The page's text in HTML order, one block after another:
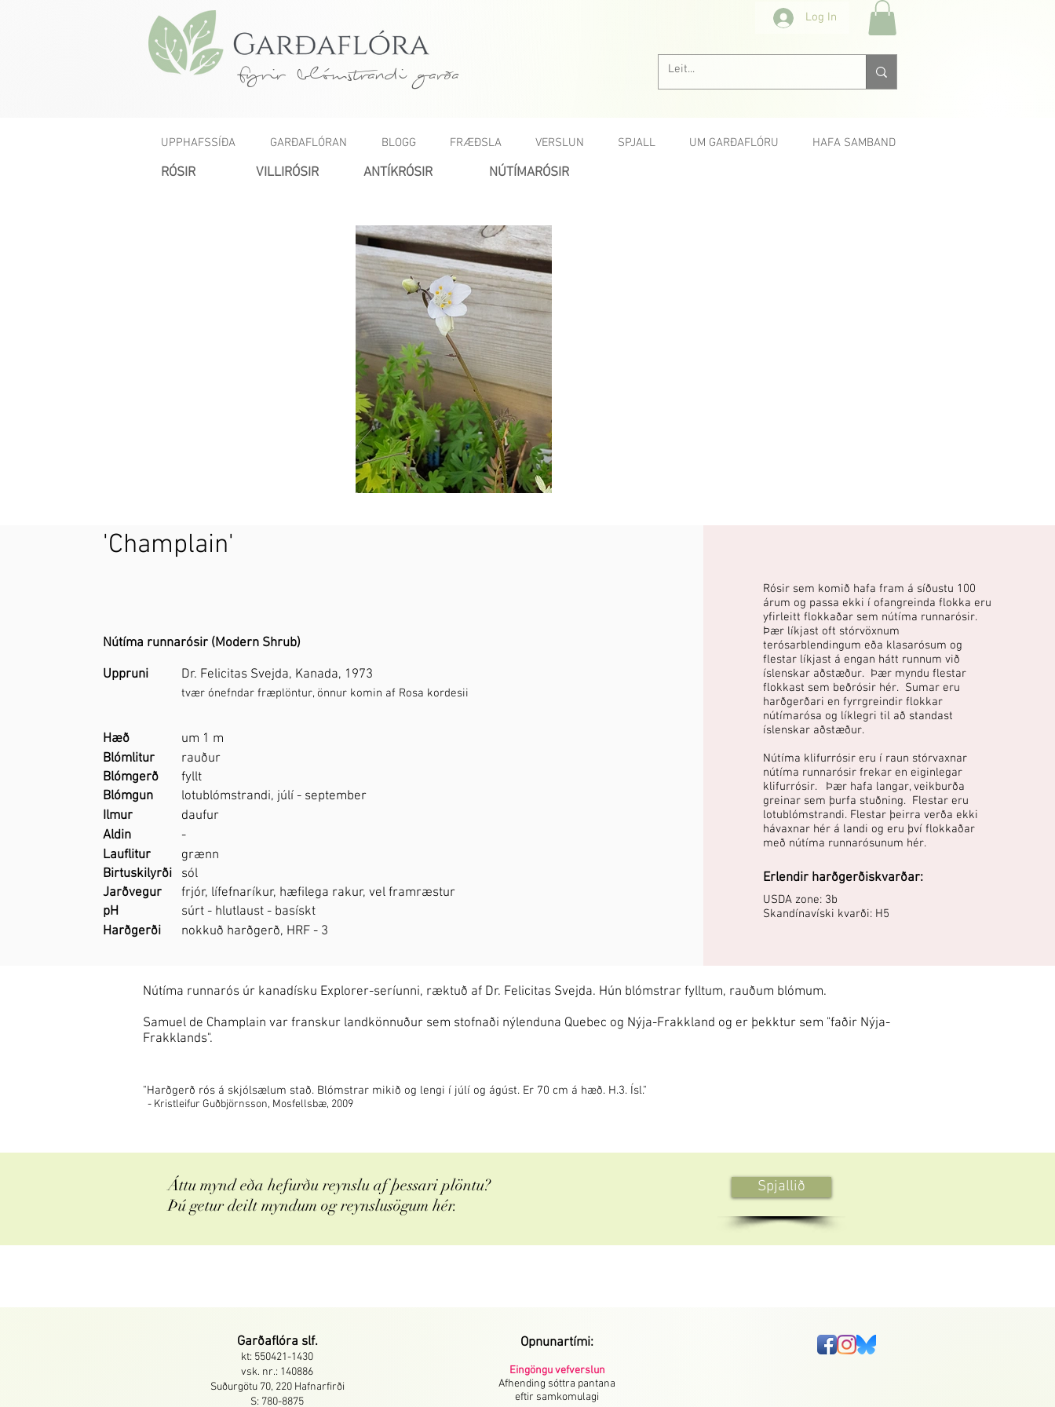
fyrir blómstrandi garða
Log In
UPPHAFSSÍÐA GARÐAFLÓRAN BLOGG FRÆÐSLA VERSLUN SPJALL UM GARÐAFLÓRU HAFA SAMBAND
RÓSIR VILLIRÓSIR ANTÍKRÓSIR NÚTÍMARÓSIR
'Champlain'
Nútíma runnarósir (Modern Shrub)
Uppruni
Dr. Felicitas Svejda, Kanada, 1973
tvær ónefndar fræplöntur, önnur komin af Rosa kordesii
Hæð
um 1 m
Blómlitur
rauður
Blómgerð
fyllt
Blómgun
lotublómstrandi, júlí - september
Ilmur
daufur
Aldin
-
Lauflitur
grænn
Birtuskilyrði
sól
Jarðvegur
frjór, lífefnaríkur, hæfilega rakur, vel framræstur
pH
súrt - hlutlaust - basískt
Harðgerði
nokkuð harðgerð, HRF - 3
Rósir sem komið hafa fram á síðustu 100
árum og passa ekki í ofangreinda flokka eru
yfirleitt flokkaðar sem nútíma runnarósir.
Þær líkjast oft stórvöxnum
terósarblendingum eða klasarósum og
flestar líkjast á engan hátt runnum við
íslenskar aðstæður. Þær myndu flestar
flokkast sem beðrósir hér. Sumar eru
harðgerðari en fyrrgreindir flokkar
nútímarósa og líklegri til að standast
íslenskar aðstæður.
Nútíma klifurrósir eru í raun stórvaxnar
nútíma runnarósir frekar en eiginlegar
klifurrósir. Þær hafa langar, veikburða
greinar sem þurfa stuðning. Flestar eru
lotublómstrandi. Flestar þeirra verða ekki
hávaxnar hér á landi og eru því flokkaðar
með nútíma runnarósunum hér.
Erlendir harðgerðiskvarðar:
USDA zone: 3b
Skandínavíski kvarði: H5
Nútíma runnarós úr kanadísku Explorer-seríunni, ræktuð af Dr. Felicitas Svejda. Hún blómstrar fylltum, rauðum blómum.
Samuel de Champlain var franskur landkönnuður sem stofnaði nýlenduna Quebec og Nýja-Frakkland og er þekktur sem "faðir Nýja-
Frakklands".
"Harðgerð rós á skjólsælum stað. Blómstrar mikið og lengi í júlí og ágúst. Er 70 cm á hæð. H.3. Ísl."
- Kristleifur Guðbjörnsson, Mosfellsbæ, 2009
Áttu mynd eða hefurðu reynslu af þessari plöntu?
Þú getur deilt myndum og reynslusögum hér.
Spjallið
Garðaflóra slf.
kt: 550421-1430
vsk. nr.: 140886
Suðurgötu 70, 220 Hafnarfirði
S: 780-8875
Opnunartími:
Eingöngu vefverslun
Afhending sóttra pantana
eftir samkomulagi